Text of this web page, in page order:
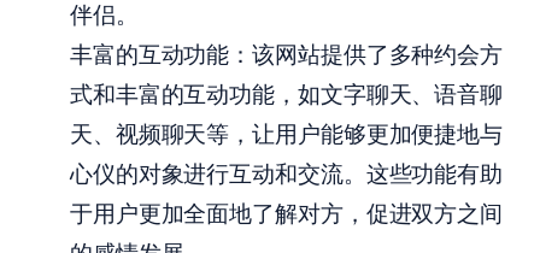
伴侣。
丰富的互动功能：该网站提供了多种约会方
式和丰富的互动功能，如文字聊天、语音聊
天、视频聊天等，让用户能够更加便捷地与
心仪的对象进行互动和交流。这些功能有助
于用户更加全面地了解对方，促进双方之间